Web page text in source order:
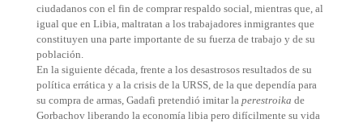
ciudadanos con el fin de comprar respaldo social, mientras que, al
igual que en Libia, maltratan a los trabajadores inmigrantes que
constituyen una parte importante de su fuerza de trabajo y de su
población.
En la siguiente década, frente a los desastrosos resultados de su
política errática y a la crisis de la URSS, de la que dependía para
su compra de armas, Gadafi pretendió imitar la perestroika de
Gorbachov liberando la economía libia pero difícilmente su vida